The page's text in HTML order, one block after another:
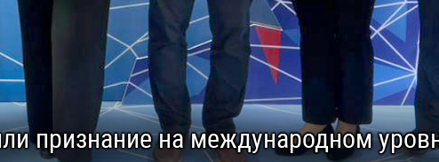
признание на международном